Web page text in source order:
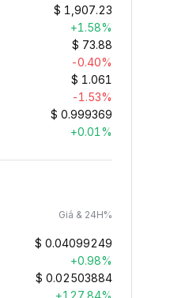
$ 1,907.23
+1.58%
$ 73.88
-0.40%
$ 1.061
-1.53%
$ 0.999369
+0.01%
Giá & 24H%
$ 0.04099249
+0.98%
$ 0.02503884
+127.84%